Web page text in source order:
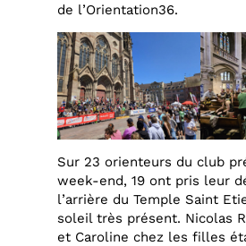
de l’Orientation36.
Sur 23 orienteurs du club
week-end, 19 ont pris leur
l’arrière du Temple Saint
soleil très présent. Nicolas
et Caroline chez les filles